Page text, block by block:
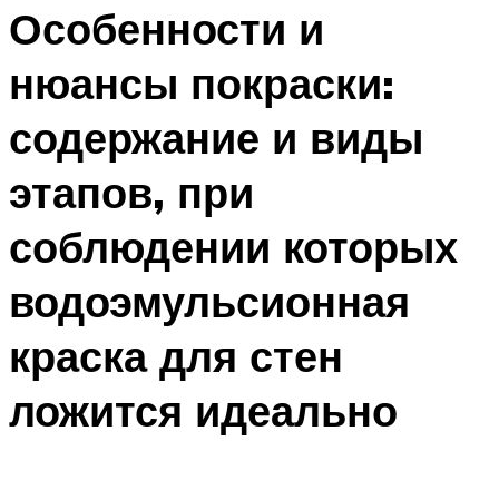
Особенности и
нюансы покраски:
содержание и виды
этапов, при
соблюдении которых
водоэмульсионная
краска для стен
ложится идеально